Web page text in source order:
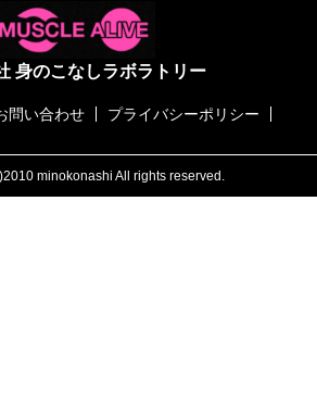
身のこなしラボラトリー
問い合わせ プライバシーポリシー
minokonashi All rights reserved.